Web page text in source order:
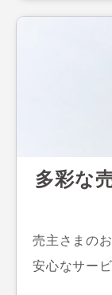
多彩な
売主さまの
安心なサー